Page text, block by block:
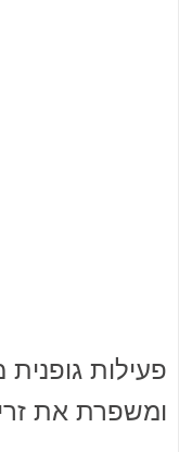
פעילות
ומשפרת את